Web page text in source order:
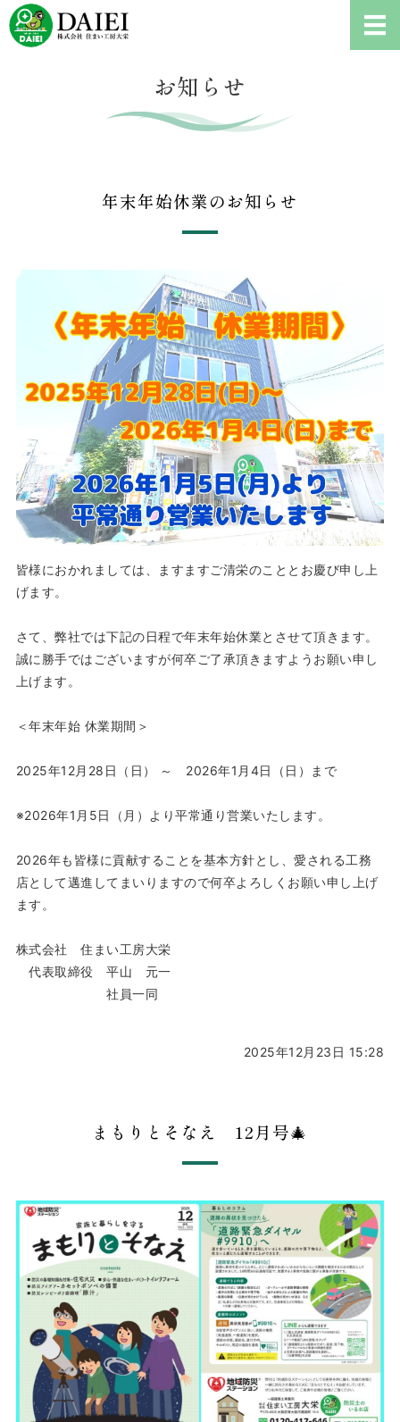
耐震診断、雨漏り修理、リ
耐震診断について
お知らせ
年末年始休業のお知らせ
皆様におかれましては、ますますご清栄のこととお慶び申し上
げます。
さて、弊社では下記の日程で年末年始休業とさせて頂きます。
誠に勝手ではございますが何卒ご了承頂きますようお願い申し
上げます。
＜年末年始 休業期間＞
2025年12月28日（日） ～ 2026年1月4日（日）まで
※2026年1月5日（月）より平常通り営業いたします。
2026年も皆様に貢献することを基本方針とし、愛される工務
店として邁進してまいりますので何卒よろしくお願い申し上げ
ます。
株式会社 住まい工房大栄
代表取締役 平山 元一
社員一同
2025年12月23日 15:28
まもりとそなえ 12月号🎄